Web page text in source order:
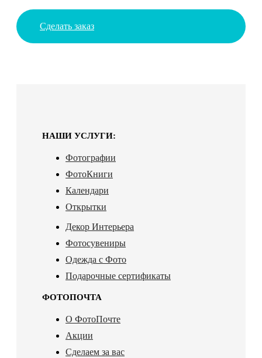
Сделать заказ
НАШИ УСЛУГИ:
Фотографии
ФотоКниги
Календари
Открытки
Декор Интерьера
Фотосувениры
Одежда с Фото
Подарочные сертификаты
ФОТОПОЧТА
О ФотоПочте
Акции
Сделаем за вас